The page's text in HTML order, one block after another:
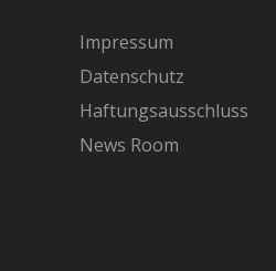
Impressum
Datenschutz
Haftungsausschluss
News Room